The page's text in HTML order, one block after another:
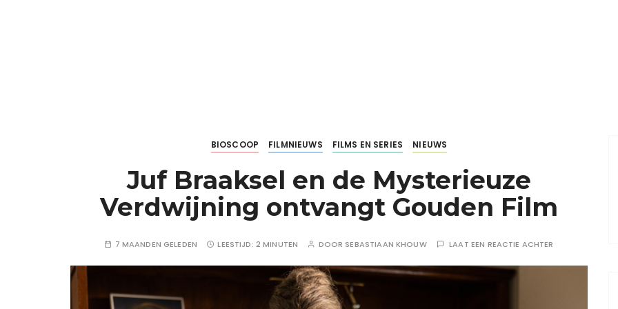
BIOSCOOP FILMNIEUWS FILMS EN SERIES NIEUWS
Juf Braaksel en de Mysterieuze
Verdwijning ontvangt Gouden Film
7 MAANDEN GELEDEN LEESTIJD: 2 MINUTEN DOOR SEBASTIAAN KHOUW LAAT EEN REACTIE ACHTER